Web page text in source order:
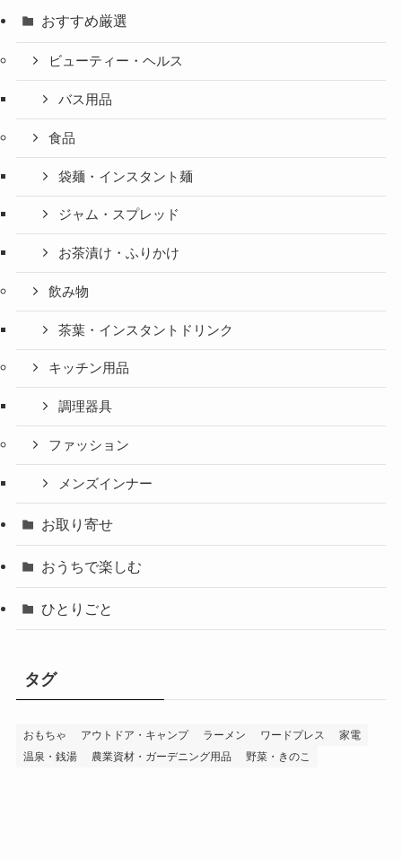
おすすめ厳選
ビューティー・ヘルス
バス用品
食品
袋麺・インスタント麺
ジャム・スプレッド
お茶漬け・ふりかけ
飲み物
茶葉・インスタントドリンク
キッチン用品
調理器具
ファッション
メンズインナー
お取り寄せ
おうちで楽しむ
ひとりごと
タグ
おもちゃ アウトドア・キャンプ ラーメン ワードプレス
家電
温泉・銭湯
農業資材・ガーデニング用品 野菜・きのこ